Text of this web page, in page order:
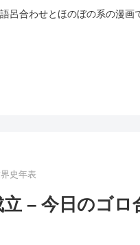
呂合わせとほのぼの系の漫
史年表
立 – 今日のゴ